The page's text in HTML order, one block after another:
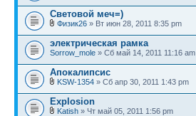
Световой меч=)
Физик26 » Вт июн 28, 2011 8:35 pm
электрическая рамка
Sorrow_mole » Сб май 14, 2011 11:16 am
Апокалипсис
KSW-1354 » Сб апр 30, 2011 1:43 pm
Explosion
Katish » Чт май 05, 2011 1:56 pm